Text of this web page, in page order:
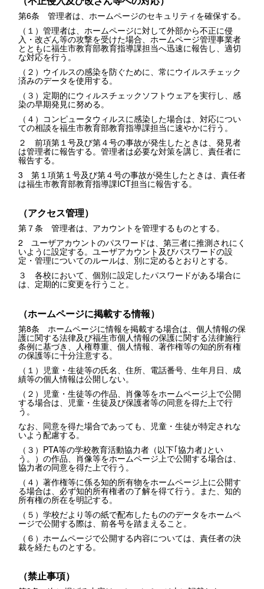
第6条 管理者は、ホームページのセキュリティを確保する。
（１）管理者は、ホームページに対して外部から不正に侵
入・改ざん等の攻撃を受けた場合、ホームページ管理事業者
とともに福生市教育部教育指導課担当へ迅速に報告し、適切
な対応を行う。
（２）ウイルスの感染を防ぐために、常にウイルスチェック
済みのデータを使用する。
（３）定期的にウィルスチェックソフトウェアを実行し、感
染の早期発見に努める。
（４）コンピュータウィルスに感染した場合は、対応につい
ての相談を福生市教育部教育指導課担当に速やかに行う。
２ 前項第１号及び第４号の事故が発生したときは、発見者
は管理者に報告する。管理者は必要な対策を講じ、責任者に
報告する。
3 第１項第１号及び第４号の事故が発生したときは、責任者
は福生市教育部教育指導課ICT担当に報告する。
（アクセス管理）
第７条 管理者は、アカウントを管理するものとする。
2 ユーザアカウントのパスワードは、第三者に推測されにく
いように設定する。ユーザアカウント及びパスワードの設
定・管理についてのルールは、別に定めるとおりとする。
３ 各校において、個別に設定したパスワードがある場合に
は、定期的に変更を行うこと。
（ホームページに掲載する情報）
第8条 ホームページに情報を掲載する場合は、個人情報の保
護に関する法律及び福生市個人情報の保護に関する法律施行
条例に基づき、人権尊重、個人情報、著作権等の知的所有権
の保護等に十分注意する。
（１）児童・生徒等の氏名、住所、電話番号、生年月日、成
績等の個人情報は公開しない。
（２）児童・生徒等の作品、肖像等をホームページ上で公開
する場合は、児童・生徒及び保護者等の同意を得た上で行
う。
なお、同意を得た場合であっても、児童・生徒が特定されな
いよう配慮する。
（３）PTA等の学校教育活動協力者（以下｢協力者｣とい
う。）の作品、肖像等をホームページ上で公開する場合は、
協力者の同意を得た上で行う。
（４）著作権等に係る知的所有物をホームページ上に公開す
る場合は、必ず知的所有権者の了解を得て行う。また、知的
所有権の所在を明記する。
（５）学校だより等の紙で配布したもののデータをホームペ
ージで公開する際は、前各号を踏まえること。
（６）ホームページで公開する内容については、責任者の決
裁を経たものとする。
（禁止事項）